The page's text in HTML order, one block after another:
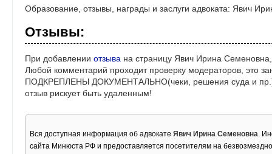
Образование, отзывы, награды и заслуги адвоката: Явич
Отзывы:
При добавлении отзыва на страницу Явич Ирина
Любой комментарий проходит проверку модераторов, это
ПОДКРЕПЛЕНЫ ДОКУМЕНТАЛЬНО(чеки, решения суда и пр.)!
отзыв рискует быть удаленным!
Вся доступная информация об адвокате Явич Ирина Семеновна.
сайта Минюста РФ и предоставляется посетителям на